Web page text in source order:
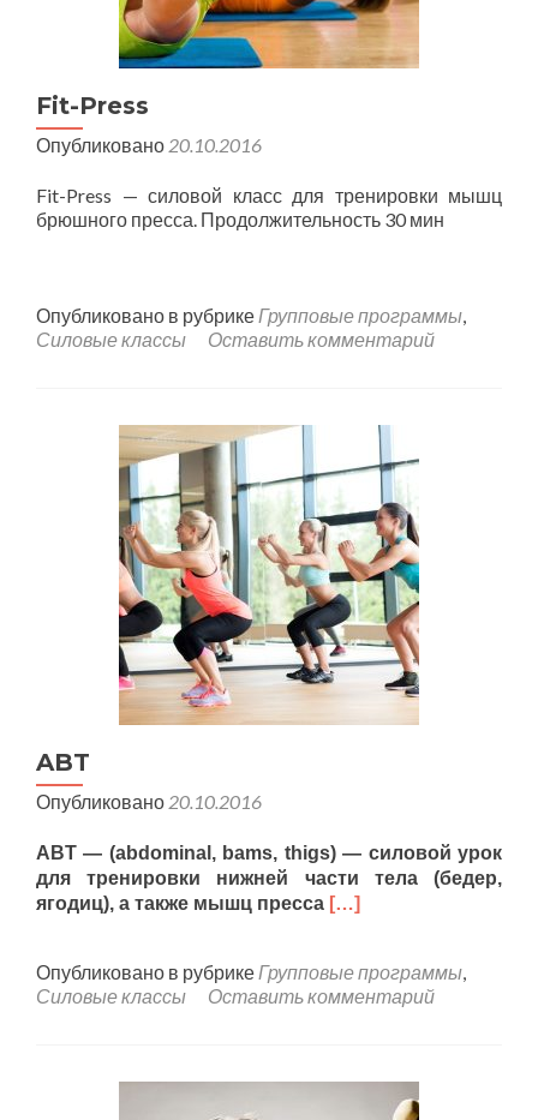
Fit-Press
Опубликовано 20.10.2016
Fit-Press — силовой класс для тренировки мышц
брюшного пресса. Продолжительность 30 мин
Опубликовано в рубрикеГрупповые программы,
Силовые классы
Оставить комментарий
ABT
Опубликовано 20.10.2016
ABT — (abdominal, bams, thigs) — силовой урок
для тренировки нижней части тела (бедер,
ягодиц), а также мышц пресса […]
Опубликовано в рубрикеГрупповые программы,
Силовые классы
Оставить комментарий